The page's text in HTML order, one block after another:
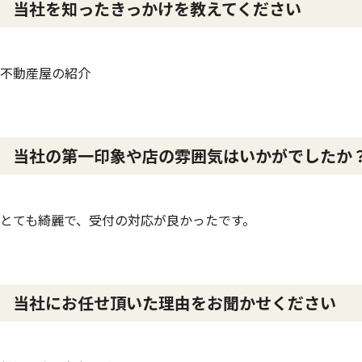
当社を知ったきっかけを教えてください
不動産屋の紹介
当社の第一印象や店の雰囲気はいかがでしたか
とても綺麗で、受付の対応が良かったです。
当社にお任せ頂いた理由をお聞かせください